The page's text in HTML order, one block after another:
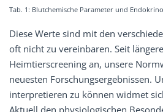
Tab. 1: Blutchemische Parameter und
Diese Werte sind mit den
oft nicht zu vereinbaren. Seit
Heimtierscreening an, unsere
neuesten Forschungsergebnissen.
interpretieren zu können widmet